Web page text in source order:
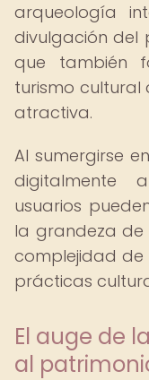
arqueología
divulgación del
que también
turismo
atractiva.
Al sumergirse
digitalmente
usuarios
la grandeza de
complejidad de
prácticas
El auge de
al